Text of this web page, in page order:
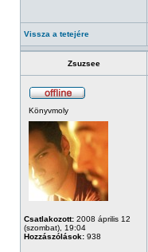
Vissza a tetejére
Zsuzsee
Könyvmoly
Csatlakozott: 2008 április 12
(szombat), 19:04
Hozzászólások: 938